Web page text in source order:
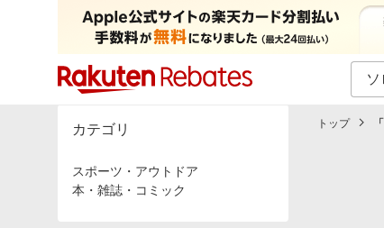
カテゴリー一覧 イベント一覧
カテゴリ
スポーツ・アウトドア
本・雑誌・コミック
トップ 「